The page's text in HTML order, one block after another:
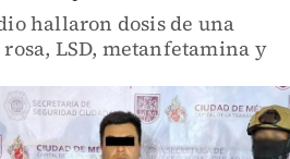
hallaron dosis de una
rosa, LSD, metanfetamina y